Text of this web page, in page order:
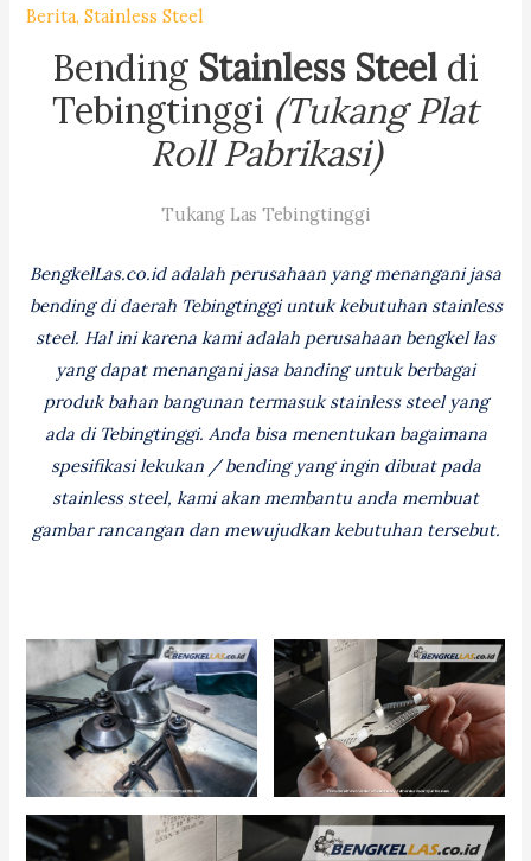
Berita,Stainless Steel
Bending Stainless Steel di
Tebingtinggi (Tukang Plat
Roll Pabrikasi)
Tukang Las Tebingtinggi
BengkelLas.co.id adalah perusahaan yang menangani jasa
bending di daerah Tebingtinggi untuk kebutuhan stainless
steel. Hal ini karena kami adalah perusahaan bengkel las
yang dapat menangani jasa banding untuk berbagai
produk bahan bangunan termasuk stainless steel yang
ada di Tebingtinggi. Anda bisa menentukan bagaimana
spesifikasi lekukan / bending yang ingin dibuat pada
stainless steel, kami akan membantu anda membuat
gambar rancangan dan mewujudkan kebutuhan tersebut.